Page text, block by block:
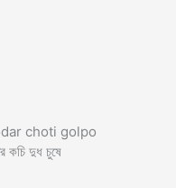
choti golpo
কচি দুধ চুষে